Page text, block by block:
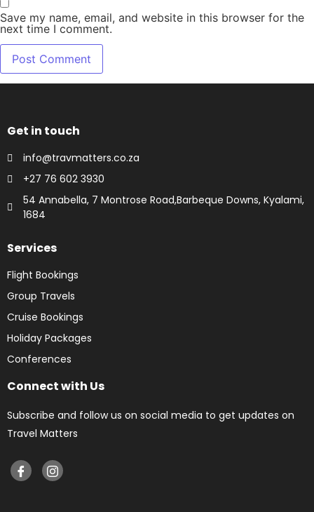
Save my name, email, and website in this browser for the
next time I comment.
Get in touch
info@travmatters.co.za
+27 76 602 3930
54 Annabella, 7 Montrose Road,Barbeque Downs, Kyalami,
1684
Services
Flight Bookings
Group Travels
Cruise Bookings
Holiday Packages
Conferences
Connect with Us
Subscribe and follow us on social media to get updates on
Travel Matters